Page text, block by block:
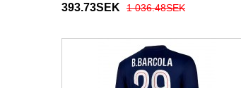
Kortärmad
393.73SEK 1 036.48SEK